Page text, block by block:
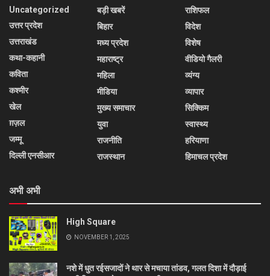
Uncategorized
उत्तर प्रदेश
उत्तराखंड
कथा-कहानी
कविता
कश्मीर
खेल
ग़ज़ल
जम्मू
दिल्ली एनसीआर
बड़ी खबरें
बिहार
मध्य प्रदेश
महाराष्ट्र
महिला
मीडिया
मुख्य समाचार
युवा
राजनीति
राजस्थान
राशिफल
विदेश
विशेष
वीडियो गैलरी
व्यंग्य
व्यापार
सिक्किम
स्वास्थ्य
हरियाणा
हिमाचल प्रदेश
अभी अभी
High Square
NOVEMBER 1, 2025
नशे में धुत रईसजादों ने थार से मचाया तांडव, गलत दिशा में दौड़ाई